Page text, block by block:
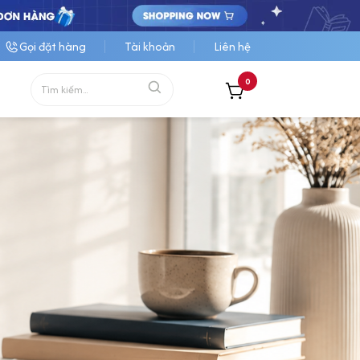
Gọi đặt hàng Tài khoản Liên hệ
0